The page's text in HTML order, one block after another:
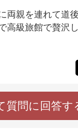
両親を連れて道
高級旅館で贅沢
質問に回答す